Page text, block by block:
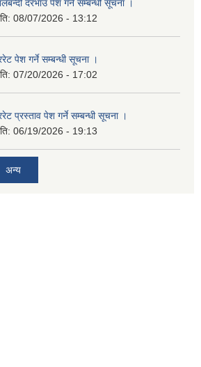
दरभाउ पेश गर्ने सम्बन्धी सूचना ।
08/07/2026 - 13:12
पेश गर्ने सम्बन्धी सूचना ।
07/20/2026 - 17:02
प्रस्ताव पेश गर्ने सम्बन्धी सूचना ।
06/19/2026 - 19:13
अन्य